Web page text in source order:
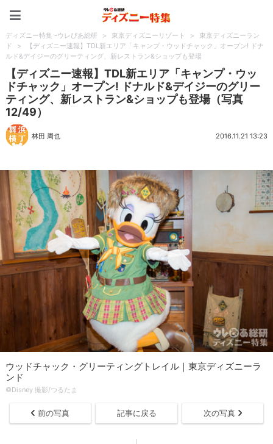
ディズニー特集 -ウレぴあ総研 > 東京ディズニーリゾート >
東京ディズニーラン
ド
>
【ディズニー速報】TDL新エリア「キャンプ・ウッドチャック」オープン! ドナ
ルド&デイジーのグリーティング、新レストラン&ショップも登場
【ディズニー速報】TDL新エリア「キャンプ・ウッ
ドチャック」オープン! ドナルド&デイジーのグリー
ティング、新レストラン&ショップも登場（写真
12/49）
林田 周也 2016.11.21 13:23
ウッドチャック・グリーティングトレイル｜東京ディズニーラ
ンド
©Disney 撮影/つるたま
前の写真 記事に戻る 次の写真